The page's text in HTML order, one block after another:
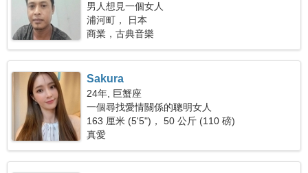
男人想見一個女人
浦河町， 日本
商業，古典音樂
Sakura
24年, 巨蟹座
一個尋找愛情關係的聰明女人
163 厘米 (5'5")， 50 公斤 (110 磅)
真愛